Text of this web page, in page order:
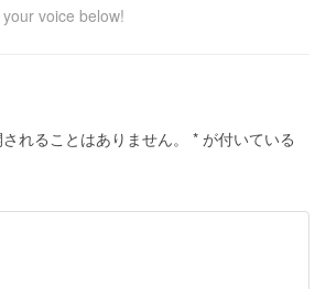
voice below!
れることはありません。 * が付いている